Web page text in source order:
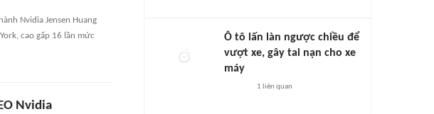
Nvidia Jensen Huang
cao gấp 16 lần mức
Nvidia
Ô tô lấn làn ngược chiều để
vượt xe, gây tai nạn cho xe
máy
1 liên quan